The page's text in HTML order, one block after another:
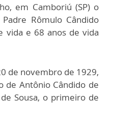
em Camboriú (SP) o
Rômulo Cândido
vida e 68 anos de vida
de novembro de 1929,
de Antônio Cândido de
Sousa, o primeiro de